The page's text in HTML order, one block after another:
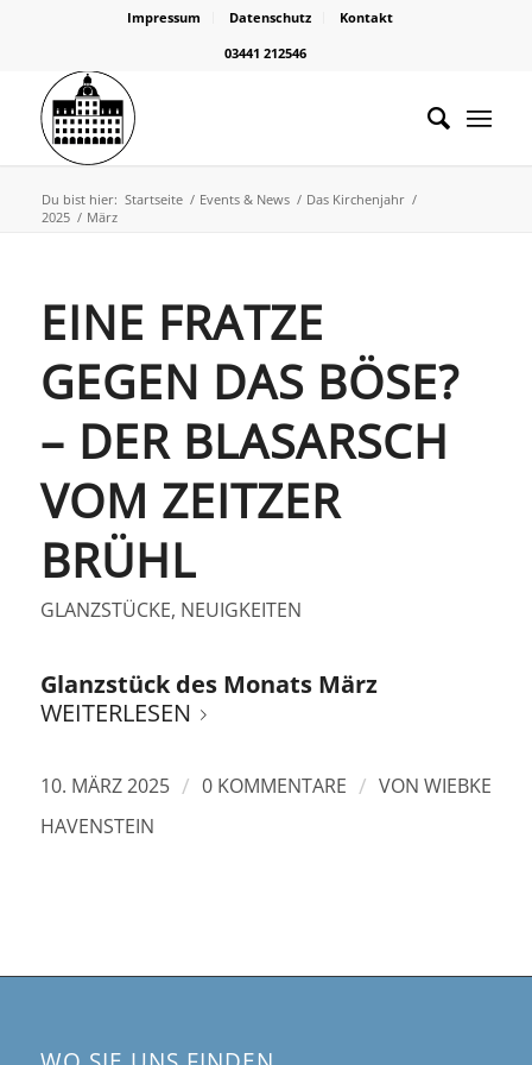
Impressum Datenschutz
Kontakt
03441 212546
Du bist hier: Startseite / Events & News / Das Kirchenjahr /
2025 / März
EINE FRATZE
GEGEN DAS BÖSE?
– DER BLASARSCH
VOM ZEITZER
BRÜHL
GLANZSTÜCKE, NEUIGKEITEN
Glanzstück des Monats März
WEITERLESEN
10. MÄRZ 2025 / 0 KOMMENTARE / VON WIEBKE
HAVENSTEIN